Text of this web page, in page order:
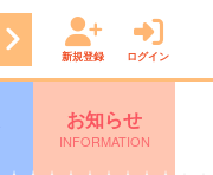
14:50 ぽよチャンネル
新規登録 ログイン
お知らせ
INFORMATION